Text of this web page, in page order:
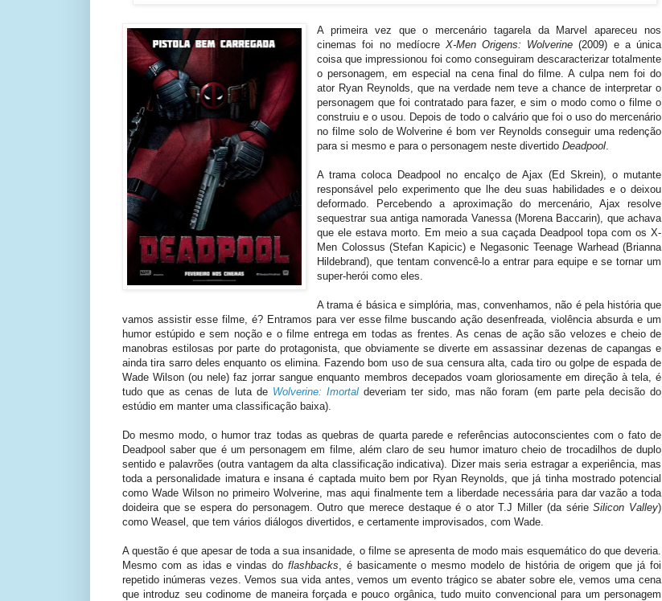
A primeira vez que o mercenário tagarela da Marvel apareceu nos
cinemas foi no medíocre X-Men Origens: Wolverine (2009) e a única
coisa que impressionou foi como conseguiram descaracterizar totalmente
o personagem, em especial na cena final do filme. A culpa nem foi do
ator Ryan Reynolds, que na verdade nem teve a chance de interpretar o
personagem que foi contratado para fazer, e sim o modo como o filme o
construiu e o usou. Depois de todo o calvário que foi o uso do mercenário
no filme solo de Wolverine é bom ver Reynolds conseguir uma redenção
para si mesmo e para o personagem neste divertidoDeadpool
A trama coloca Deadpool no encalço de Ajax (Ed Skrein), o mutante
responsável pelo experimento que lhe deu suas habilidades e o deixou
deformado. Percebendo a aproximação do mercenário, Ajax resolve
sequestrar sua antiga namorada Vanessa (Morena Baccarin), que achava
que ele estava morto. Em meio a sua caçada Deadpool topa com os X-
Men Colossus (Stefan Kapicic) e Negasonic Teenage Warhead (Brianna
Hildebrand), que tentam convencê-lo a entrar para equipe e se tornar um
super-herói como eles.
A trama é básica e simplória, mas, convenhamos, não é pela história que
vamos assistir esse filme, é? Entramos para ver esse filme buscando ação desenfreada, violência absurda e um
humor estúpido e sem noção e o filme entrega em todas as frentes. As cenas de ação são velozes e cheio de
manobras estilosas por parte do protagonista, que obviamente se diverte em assassinar dezenas de capangas e
ainda tira sarro deles enquanto os elimina. Fazendo bom uso de sua censura alta, cada tiro ou golpe de espada de
Wade Wilson (ou nele) faz jorrar sangue enquanto membros decepados voam gloriosamente em direção à tela, é
tudo que as cenas de luta de Wolverine: Imortaldeveriam ter sido, mas não foram (em parte pela decisão do
estúdio em manter uma classificação baixa).
Do mesmo modo, o humor traz todas as quebras de quarta parede e referências autoconscientes com o fato de
Deadpool saber que é um personagem em filme, além claro de seu humor imaturo cheio de trocadilhos de duplo
sentido e palavrões (outra vantagem da alta classificação indicativa). Dizer mais seria estragar a experiência, mas
toda a personalidade imatura e insana é captada muito bem por Ryan Reynolds, que já tinha mostrado potencial
como Wade Wilson no primeiro Wolverine, mas aqui finalmente tem a liberdade necessária para dar vazão a toda
doideira que se espera do personagem. Outro que merece destaque é o ator T.J Miller (da sérieSilicon Valley)
como Weasel, que tem vários diálogos divertidos, e certamente improvisados, com Wade.
A questão é que apesar de toda a sua insanidade, o filme se apresenta de modo mais esquemático do que deveria.
Mesmo com as idas e vindas do flashbacks , é basicamente o mesmo modelo de história de origem que já foi
repetido inúmeras vezes. Vemos sua vida antes, vemos um evento trágico se abater sobre ele, vemos uma cena
que introduz seu codinome de maneira forçada e pouco orgânica, tudo muito convencional para um personagem